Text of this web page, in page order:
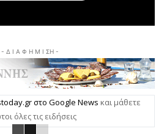
- Δ Ι Α Φ Η Μ Ι ΣΗ -
στο Google News και μάθετε
όλες τις ειδήσεις